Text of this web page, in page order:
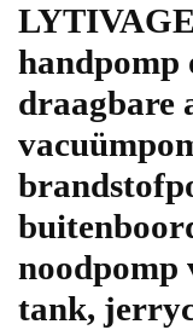
handpomp
draagbare
noodpomp
tank,